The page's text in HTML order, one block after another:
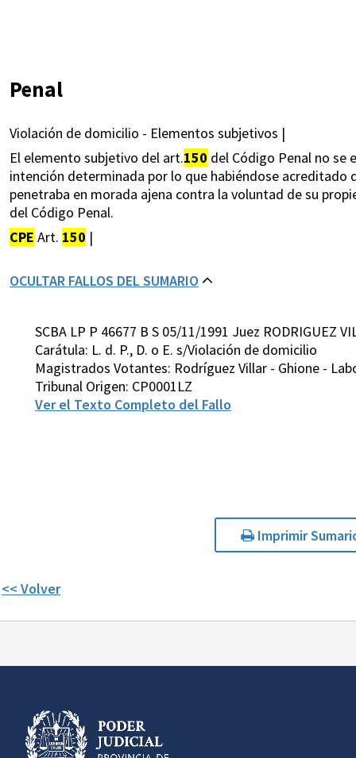
Penal
Violación de domicilio - Elementos subjetivos |
El elemento subjetivo del art.150 del Código Penal no se
intención determinada por lo que habiéndose acreditado
penetraba en morada ajena contra la voluntad de su
del Código Penal.
CPE Art. 150 |
OCULTAR FALLOS DEL SUMARIO
SCBA LP P 46677 B S 05/11/1991 Juez RODRIGUEZ
Carátula: L. d. P., D. o E. s/Violación de domicilio
Magistrados Votantes: Rodríguez Villar - Ghione -
Tribunal Origen: CP0001LZ
Ver el Texto Completo del Fallo
Imprimir
<< Volver